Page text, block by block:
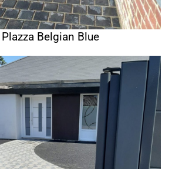
Plazza Belgian Blue